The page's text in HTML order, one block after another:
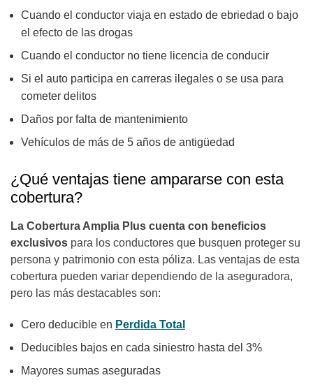
Cuando el conductor viaja en estado de ebriedad o bajo
el efecto de las drogas
Cuando el conductor no tiene licencia de conducir
Si el auto participa en carreras ilegales o se usa para
cometer delitos
Daños por falta de mantenimiento
Vehículos de más de 5 años de antigüedad
¿Qué ventajas tiene ampararse con esta
cobertura?
La Cobertura Amplia Plus cuenta con beneficios
exclusivos para los conductores que busquen proteger su
persona y patrimonio con esta póliza. Las ventajas de esta
cobertura pueden variar dependiendo de la aseguradora,
pero las más destacables son:
Cero deducible en Perdida Total
Deducibles bajos en cada siniestro hasta del 3%
Mayores sumas aseguradas